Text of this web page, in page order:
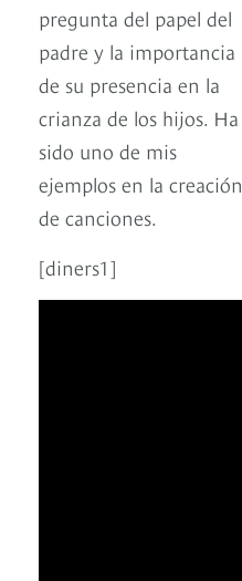
pregunta del papel del
padre y la importancia
de su presencia en la
crianza de los hijos. Ha
sido uno de mis
ejemplos en la creación
de canciones.
[diners1]